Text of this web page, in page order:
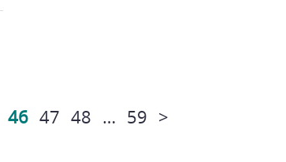
46 47 48 … 59 >